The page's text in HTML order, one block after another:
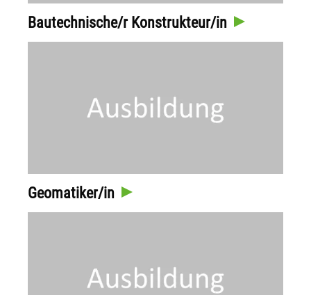
Bautechnische/r Konstrukteur/in
Geomatiker/in